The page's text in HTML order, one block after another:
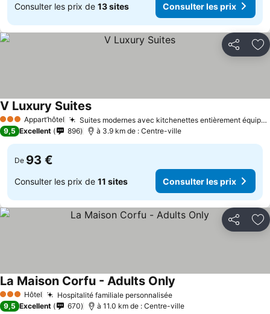
Consulter les prix de 13 sites Consulter les prix
Partager
3 ÉtoilesAppart’hôtel Suites modernes avec kitchenettes entièrement équipées
V Luxury SuitesConsulter les prix
9,5 Excellent 896 à 3.9 km de : Centre-ville
De 93 €
Consulter les prix de 11 sites Consulter les prix
Partager
3 ÉtoilesHôtel Hospitalité familiale personnaliséeConsulter les prix
La Maison Corfu - Adults Only
9,5 Excellent 670 à 11.0 km de : Centre-ville